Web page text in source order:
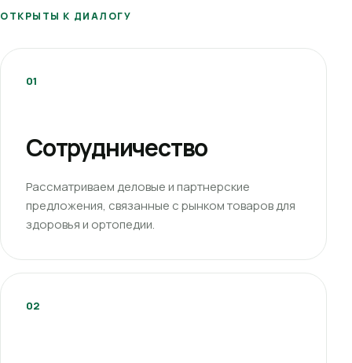
ОТКРЫТЫ К ДИАЛОГУ
01
Сотрудничество
Рассматриваем деловые и партнерские
предложения, связанные с рынком товаров для
здоровья и ортопедии.
02